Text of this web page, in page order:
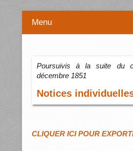
Menu
Poursuivis à la suite du
décembre 1851
Notices
CLIQUER ICI POUR